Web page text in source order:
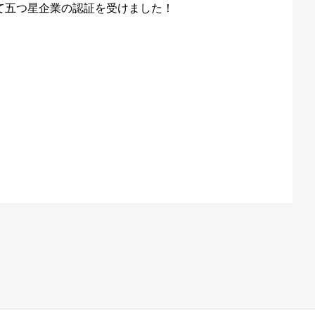
つ星企業の認証を受けました！